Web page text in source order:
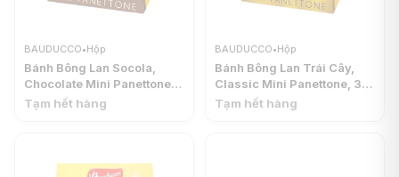
BAUDUCCO•Hộp
Bánh Bông Lan Socola,
Chocolate Mini Panettone,
3.5 oz (100g) - BAUDUCCO
Tạm hết hàng
BAUDUCCO•Hộp
Bánh Bông Lan Trái Cây,
Classic Mini Panettone, 3.5
oz (100g) - BAUDUCCO
Tạm hết hàng